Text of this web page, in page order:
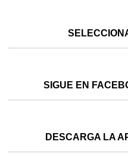
SIGUE EN
DESCARGA LA